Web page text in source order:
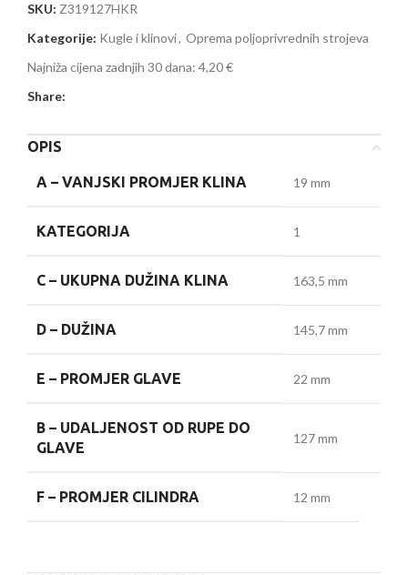
SKU: Z319127HKR
Kategorije: Kugle i klinovi, Oprema poljoprivrednih strojeva
Najniža cijena zadnjih 30 dana: 4,20 €
Share:
OPIS
A – VANJSKI PROMJER KLINA 19 mm
KATEGORIJA 1
C – UKUPNA DUŽINA KLINA 163,5 mm
D – DUŽINA 145,7 mm
E – PROMJER GLAVE 22 mm
B – UDALJENOST OD RUPE DO
GLAVE
127 mm
F – PROMJER CILINDRA 12 mm